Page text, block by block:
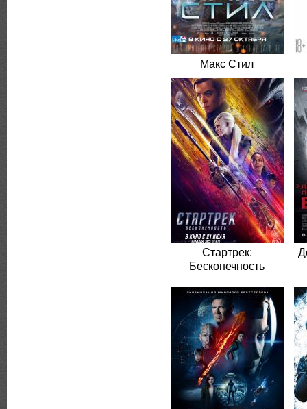
Макс Стил
Стартрек:
Бесконечность